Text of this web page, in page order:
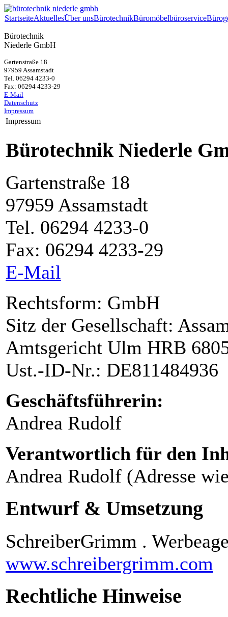
StartseiteAktuellesÜber unsBürotechnikBüromöbelbüroservice
Bürotechnik
Niederle GmbH
Gartenstraße 18
97959 Assamstadt
Tel. 06294 4233-0
Fax: 06294 4233-29
E-Mail
Datenschutz
Impressum
Impressum
Bürotechnik Niederle
Gartenstraße 18
97959 Assamstadt
Tel. 06294 4233-0
Fax: 06294 4233-29
E-Mail
Rechtsform: GmbH
Sitz der Gesellschaft:
Amtsgericht Ulm HRB
Ust.-ID-Nr.: DE811484936
Geschäftsführerin:
Andrea Rudolf
Verantwortlich für den
Andrea Rudolf (Adresse
Entwurf & Umsetzung
SchreiberGrimm .
www.schreibergrimm.com
Rechtliche Hinweise